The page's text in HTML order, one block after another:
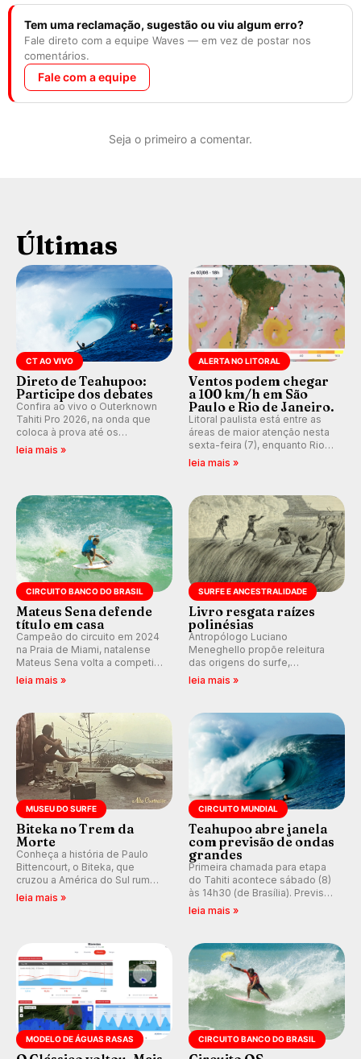
Tem uma reclamação, sugestão ou viu algum erro?
Fale direto com a equipe Waves — em vez de postar nos
comentários.
Fale com a equipe
Seja o primeiro a comentar.
Últimas
CT AO VIVO
Direto de Teahupoo:
Participe dos debates
Confira ao vivo o Outerknown
Tahiti Pro 2026, na onda que
coloca à prova até os
melhores surfistas do mundo.
leia mais »
ALERTA NO LITORAL
Ventos podem chegar
a 100 km/h em São
Paulo e Rio de Janeiro.
Litoral paulista está entre as
áreas de maior atenção nesta
sexta-feira (7), enquanto Rio
de Janeiro também recebe
km/h em Itanhaém.
leia mais »
CIRCUITO BANCO DO BRASIL
Mateus Sena defende
título em casa
Campeão do circuito em 2024
na Praia de Miami, natalense
Mateus Sena volta a competir
em casa em busca de manter a
leia mais »
SURFE E ANCESTRALIDADE
Livro resgata raízes
polinésias
Antropólogo Luciano
Meneghello propõe releitura
das origens do surfe,
resgatando a cultura polinésia
prática em esporte e indústria.
leia mais »
MUSEU DO SURFE
Biteka no Trem da
Morte
Conheça a história de Paulo
Bittencourt, o Biteka, que
cruzou a América do Sul rumo
ao Pacífico em uma jornada
leia mais »
CIRCUITO MUNDIAL
Teahupoo abre janela
com previsão de ondas
grandes
Primeira chamada para etapa
do Tahiti acontece sábado (8)
às 14h30 (de Brasília). Previsão
indica swell consistente.
Kelly Slater convidado.
leia mais »
MODELO DE ÁGUAS RASAS CIRCUITO BANCO DO BRASIL